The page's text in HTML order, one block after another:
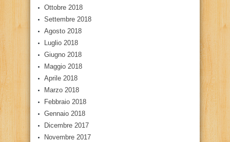
Ottobre 2018
Settembre 2018
Agosto 2018
Luglio 2018
Giugno 2018
Maggio 2018
Aprile 2018
Marzo 2018
Febbraio 2018
Gennaio 2018
Dicembre 2017
Novembre 2017